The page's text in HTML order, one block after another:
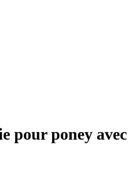
pour poney